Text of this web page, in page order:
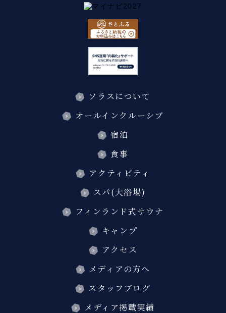
ソラスについて
オールインクルーシブ
宿泊
食事
アクティビティ
スパ(大浴場)
フィンランド式サウナ
キャンプ
アクセス
メディアの方へ
スタッフブログ
メディア掲載実績